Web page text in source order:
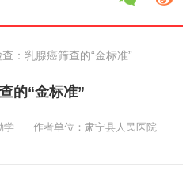
：乳腺癌筛查的“金标准”
的“金标准”
学 作者单位：肃宁县人民医院